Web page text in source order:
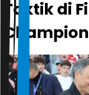
Taktik di